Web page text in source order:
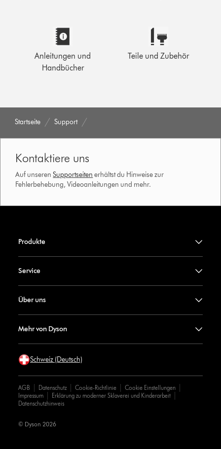
Anleitungen und
Handbücher
Teile und Zubehör
Startseite Support
Kontaktiere uns
Auf unserenSupportseiten erhältst du Hinweise zur
Fehlerbehebung, Videoanleitungen und mehr.
Produkte
Service
Über uns
Mehr von Dyson
Schweiz (Deutsch)
AGB Datenschutz Cookie-Richtlinie
Cookie Einstellungen
Impressum
Erklärung zu moderner Sklaverei und Kinderarbeit
Datenschutzhinweis
© Dyson 2026